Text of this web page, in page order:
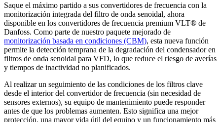
Saque el máximo partido a sus convertidores de frecuencia con la
monitorización integrada del filtro de onda senoidal, ahora
disponible en los convertidores de frecuencia premium VLT® de
Danfoss. Como parte de nuestro paquete mejorado de
monitorización basada en condiciones (CBM), esta nueva función
permite la detección temprana de la degradación del condensador en
filtros de onda senoidal para VFD, lo que reduce el riesgo de averías
y tiempos de inactividad no planificados.
Al realizar un seguimiento de las condiciones de los filtros clave
desde el interior del convertidor de frecuencia (sin necesidad de
sensores externos), su equipo de mantenimiento puede responder
antes de que los problemas aumenten. Esto significa una mejor
protección, una mayor vida útil del equipo y un funcionamiento más